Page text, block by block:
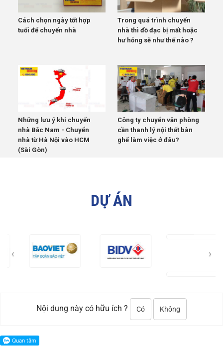
Cách chọn ngày tốt hợp
tuổi để chuyển nhà
Trong quá trình chuyển
nhà thì đồ đạc bị mất hoặc
hư hỏng sẽ như thế nào ?
Những lưu ý khi chuyển
nhà Bắc Nam - Chuyển
nhà từ Hà Nội vào HCM
(Sài Gòn)
Công ty chuyển văn phòng
cần thanh lý nội thất bàn
ghế làm việc ở đâu?
DỰ ÁN
‹ ›
Nội dung này có hữu ích ? Có Không